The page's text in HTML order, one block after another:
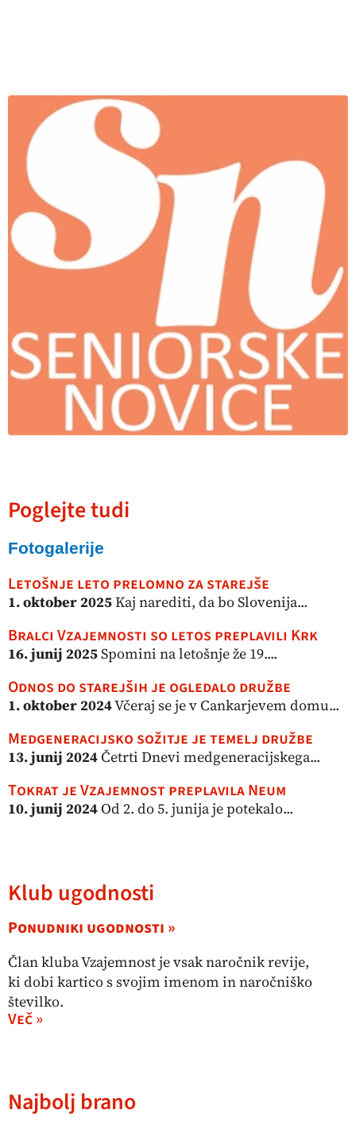
Poglejte tudi
Fotogalerije
Letošnje leto prelomno za starejše
1. oktober 2025Kaj narediti, da bo Slovenija...
Bralci Vzajemnosti so letos preplavili Krk
16. junij 2025Spomini na letošnje že 19....
Odnos do starejših je ogledalo družbe
1. oktober 2024Včeraj se je v Cankarjevem domu...
Medgeneracijsko sožitje je temelj družbe
13. junij 2024Četrti Dnevi medgeneracijskega...
Tokrat je Vzajemnost preplavila Neum
10. junij 2024Od 2. do 5. junija je potekalo...
Klub ugodnosti
Ponudniki ugodnosti »
Član kluba Vzajemnost je vsak naročnik revije,
ki dobi kartico s svojim imenom in naročniško
številko.
Več »
Najbolj brano